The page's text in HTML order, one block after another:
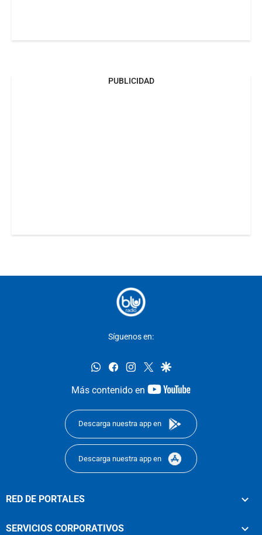
PUBLICIDAD
Síguenos en:
whatsappfacebookinstagram
twittergoogle
Más contenido en
youtube-
Descarga nuestra app en
Descarga nuestra app en
RED DE PORTALES
SERVICIOS CORPORATIVOS